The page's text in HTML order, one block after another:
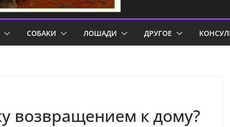
СОБАКИ ЛОШАДИ ДРУГОЕ
возвращением к дому?